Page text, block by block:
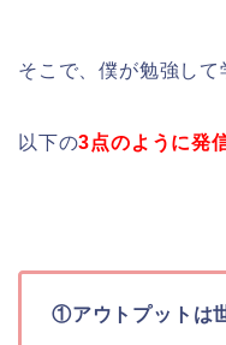
そこで、僕が勉強し
以下の3点のように発
①アウトプットは